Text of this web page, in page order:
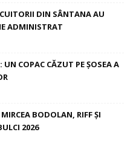
DIN SÂNTANA AU
ADMINISTRAT
COPAC CĂZUT PE ȘOSEA A
BODOLAN, RIFF ȘI
2026